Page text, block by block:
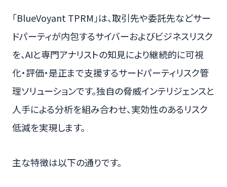
「BlueVoyant TPRM」は、取引先や委託先などサー
ドパーティが内包するサイバーおよびビジネスリスク
を、AIと専門アナリストの知見により継続的に可視
化・評価・是正まで支援するサードパーティリスク管
理ソリューションです。独自の脅威インテリジェンスと
人手による分析を組み合わせ、実効性のあるリスク
低減を実現します。
主な特徴は以下の通りです。